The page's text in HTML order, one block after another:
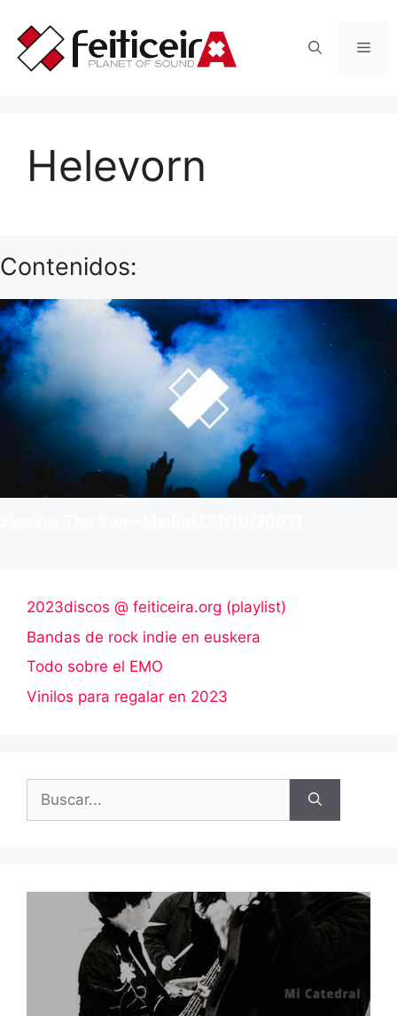
contenido
Helevorn
Contenidos:
2023discos @ feiticeira.org (playlist)
Bandas de rock indie en euskera
Todo sobre el EMO
Vinilos para regalar en 2023